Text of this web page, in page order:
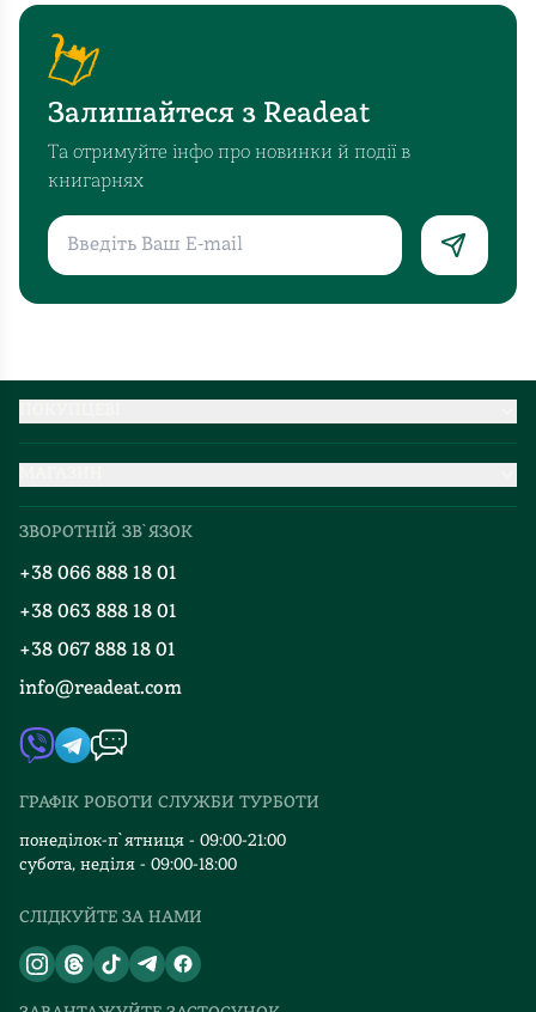
Залишайтеся з Readeat
Та отримуйте інфо про новинки й події в
книгарнях
Добірки
Блог
Події
Книгарні
Контакти
Автори
Видавництва
Відгуки та оцінка RDT
ЗВОРОТНІЙ ЗВ`ЯЗОК
+38 066 888 18 01
+38 063 888 18 01
+38 067 888 18 01
info@readeat.com
ГРАФІК РОБОТИ СЛУЖБИ ТУРБОТИ
понеділок-п`ятниця - 09:00-21:00
субота, неділя - 09:00-18:00
СЛІДКУЙТЕ ЗА НАМИ